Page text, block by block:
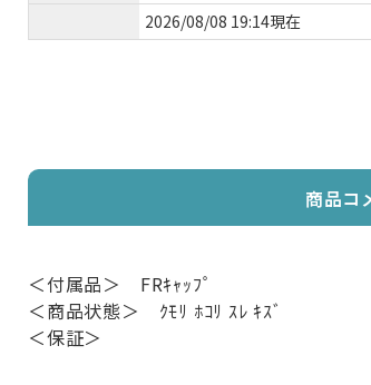
2026/08/08 19:14現在
商品コ
＜付属品＞ FRｷｬｯﾌﾟ
＜商品状態＞ ｸﾓﾘ ﾎｺﾘ ｽﾚ ｷｽﾞ
＜保証＞